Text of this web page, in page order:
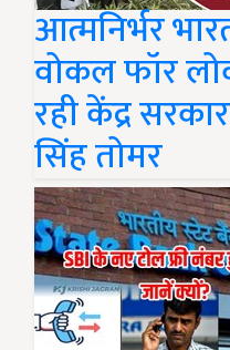
आत्मनिर्भर
वोकल फॉर
रही केंद्र
सिंह तोमर